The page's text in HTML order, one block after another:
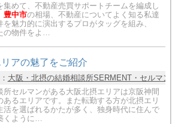
集めて、不動産売買サポートチームを編成し
豊中市の相場、不動産についてよく知る私達
を魅力的に演出するプロがタッグを組み、​
の物件をよ…
アの魅了をご紹介
大阪・北摂の結婚相談所SERMENT・セルマン
所セルマンがある大阪北摂エリアは京阪神間
あるエリアです。また転勤する方が北摂エリ
活を選ばれるかたが多く、独身時代に住んで
くように…